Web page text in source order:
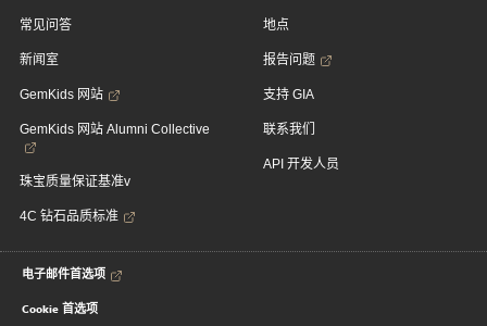
常见问答
新闻室
GemKids 网站
GemKids 网站 Alumni Collective
珠宝质量保证基准v
4C 钻石品质标准
地点
报告问题
支持 GIA
联系我们
API 开发人员
电子邮件首选项
Cookie 首选项